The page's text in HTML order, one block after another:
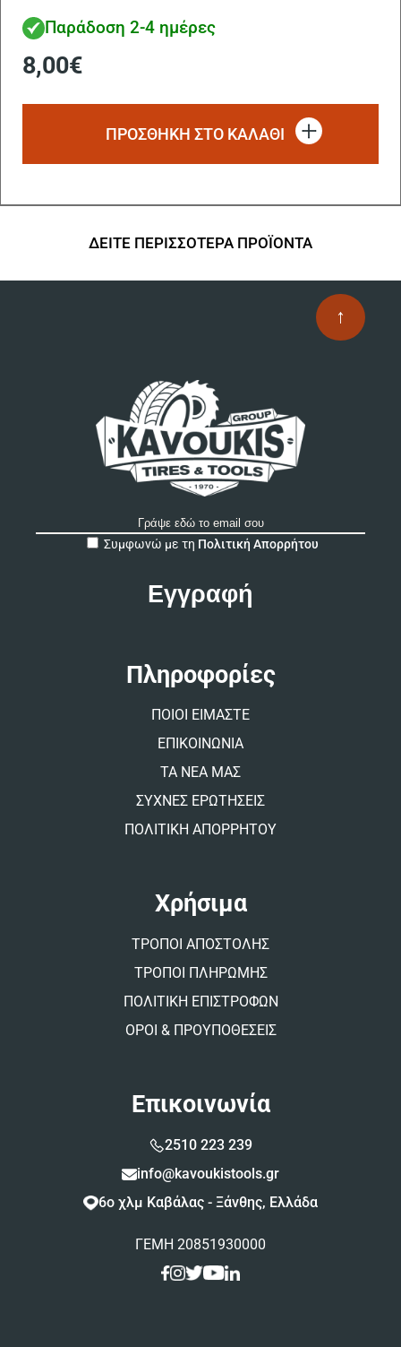
Παράδοση 2-4 ημέρες
8,00€
ΠΡΟΣΘΗΚΗ ΣΤΟ ΚΑΛΑΘΙ
ΔΕΙΤΕ ΠΕΡΙΣΣΟΤΕΡΑ ΠΡΟΪΟΝΤΑ
↑
Συμφωνώ με τη Πολιτική Απορρήτου
Πληροφορίες
ΠΟΙΟΙ ΕΙΜΑΣΤΕ
ΕΠΙΚΟΙΝΩΝΙΑ
ΤΑ ΝΕΑ ΜΑΣ
ΣΥΧΝΕΣ ΕΡΩΤΗΣΕΙΣ
ΠΟΛΙΤΙΚΗ ΑΠΟΡΡΗΤΟΥ
Χρήσιμα
ΤΡΟΠΟΙ ΑΠΟΣΤΟΛΗΣ
ΤΡΟΠΟΙ ΠΛΗΡΩΜΗΣ
ΠΟΛΙΤΙΚΗ ΕΠΙΣΤΡΟΦΩΝ
ΟΡΟΙ & ΠΡΟΥΠΟΘΕΣΕΙΣ
Επικοινωνία
2510 223 239
info@kavoukistools.gr
6ο χλμ Καβάλας - Ξάνθης, Ελλάδα
ΓΕΜΗ 20851930000